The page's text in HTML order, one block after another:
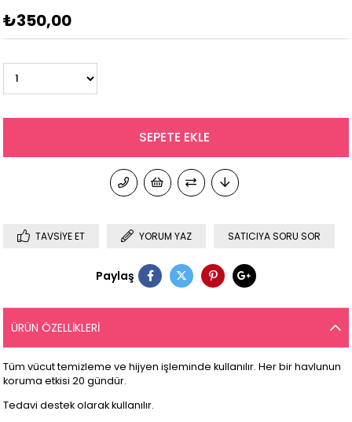
₺350,00
TAVSIYE ET YORUM YAZ SATICIYA SORU SOR
Paylaş
ÜRÜN ÖZELLIKLERI
Tüm vücut temizleme ve hijyen işleminde kullanılır. Her bir havlunun
koruma etkisi 20 gündür.
Tedavi destek olarak kullanılır.